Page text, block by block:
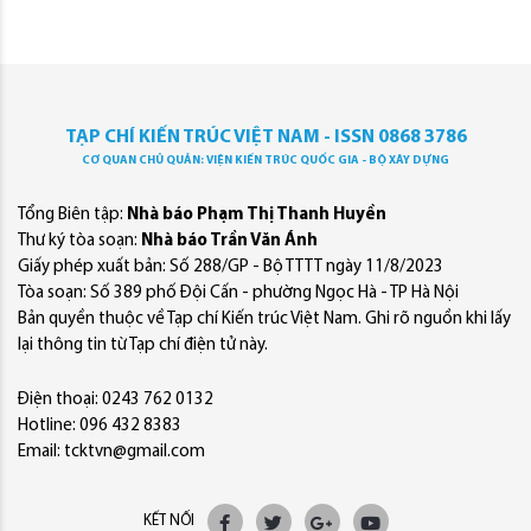
TẠP CHÍ KIẾN TRÚC VIỆT NAM - ISSN 0868 3786
CƠ QUAN CHỦ QUẢN: VIỆN KIẾN TRÚC QUỐC GIA - BỘ XÂY DỰNG
Tổng Biên tập: Nhà báo Phạm Thị Thanh Huyền
Thư ký tòa soạn: Nhà báo Trần Văn Ánh
Giấy phép xuất bản: Số 288/GP - Bộ TTTT ngày 11/8/2023
Tòa soạn: Số 389 phố Đội Cấn - phường Ngọc Hà - TP Hà Nội
Bản quyền thuộc về Tạp chí Kiến trúc Việt Nam. Ghi rõ nguồn khi lấy
lại thông tin từ Tạp chí điện tử này.
Điện thoại: 0243 762 0132
Hotline: 096 432 8383
Email: tcktvn@gmail.com
KẾT NỐI